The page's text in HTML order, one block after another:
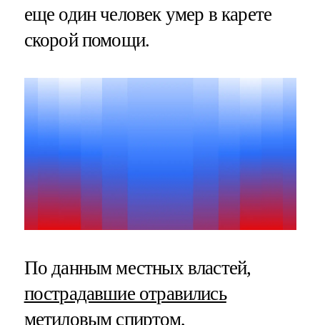
еще один человек умер в карете
скорой помощи.
По данным местных властей,
пострадавшие отравились
метиловым спиртом,